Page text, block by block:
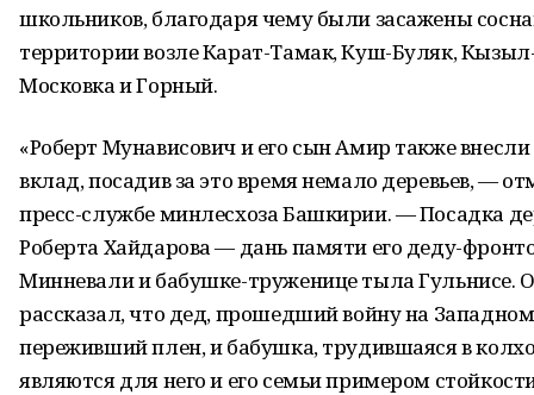
школьников, благодаря чему были засажены
территории возле Карат-Тамак, Куш-Буляк,
Московка и Горный.
«Роберт Мунависович и его сын Амир также
вклад, посадив за это время немало деревьев, —
пресс-службе минлесхоза Башкирии. — Посадка
Роберта Хайдарова — дань памяти его деду-
Минневали и бабушке-труженице тыла Гульнисе.
рассказал, что дед, прошедший войну на
переживший плен, и бабушка, трудившаяся в
являются для него и его семьи примером